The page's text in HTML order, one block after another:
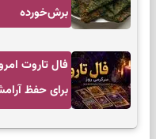
برش‌خورده
برای حفظ